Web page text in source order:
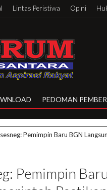
Lintas Peristiwa Opini
PEDOMAN
Pemimpin Baru BGN
Pemimpin